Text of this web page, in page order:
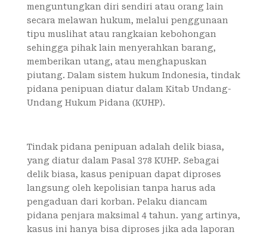
menguntungkan diri sendiri atau orang lain
secara melawan hukum, melalui penggunaan
tipu muslihat atau rangkaian kebohongan
sehingga pihak lain menyerahkan barang,
memberikan utang, atau menghapuskan
piutang. Dalam sistem hukum Indonesia, tindak
pidana penipuan diatur dalam Kitab Undang-
Undang Hukum Pidana (KUHP).
Tindak pidana penipuan adalah delik biasa,
yang diatur dalam Pasal 378 KUHP. Sebagai
delik biasa, kasus penipuan dapat diproses
langsung oleh kepolisian tanpa harus ada
pengaduan dari korban. Pelaku diancam
pidana penjara maksimal 4 tahun. yang artinya,
kasus ini hanya bisa diproses jika ada laporan